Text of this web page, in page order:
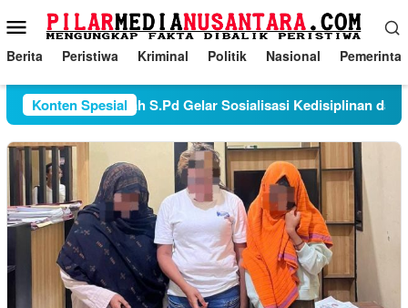
ke
konten
Menu
Mobile
Berita Peristiwa Kriminal Politik Nasional
Konten Spesial
Sekolah Juraudah S.Pd Gelar Sosialisasi Kedisiplinan dan